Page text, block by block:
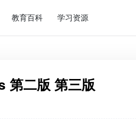
教育百科 学习资源
第二版 第三版